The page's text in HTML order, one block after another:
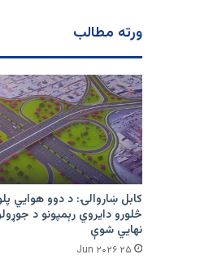
ورته مطالب
کابل ښاروالۍ: د دوو هوايي
څلورو دایروي رېمپونو د
نهایي شوې
۲۵ Jun ۲۰۲۶